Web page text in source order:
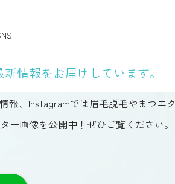
新情報をお届けしています。
報、Instagramでは眉毛脱毛やまつエ
ー画像を公開中！ぜひご覧ください。